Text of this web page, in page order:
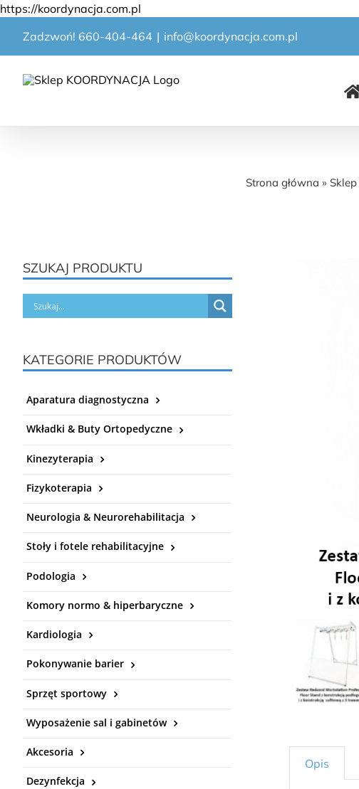
https://koordynacja.com.pl
zawartości
Zadzwoń! 660-404-464 | info@koordynacja.com.pl
Strona główna » Sklep
Opis
SZUKAJ PRODUKTU
KATEGORIE PRODUKTÓW
Aparatura diagnostyczna
Wkładki & Buty Ortopedyczne
Kinezyterapia
Fizykoterapia
Neurologia & Neurorehabilitacja
Stoły i fotele rehabilitacyjne
Podologia
Komory normo & hiperbaryczne
Kardiologia
Pokonywanie barier
Sprzęt sportowy
Wyposażenie sal i gabinetów
Akcesoria
Dezynfekcja